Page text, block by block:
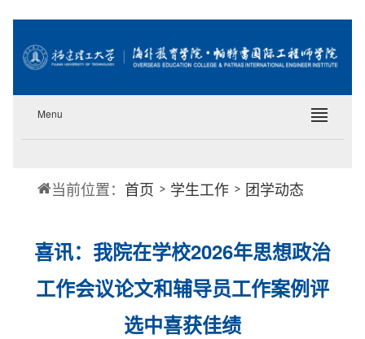
Menu
当前位置： 首页 学生工作 团学动态
喜讯：我院在学校2026年思想政治
工作会议论文和辅导员工作案例评
选中喜获佳绩